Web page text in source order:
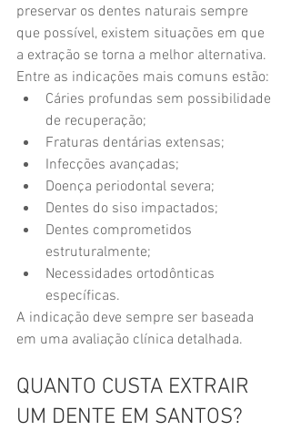
preservar os dentes naturais sempre
que possível, existem situações em que
a extração se torna a melhor alternativa.
Entre as indicações mais comuns estão:
Cáries profundas sem possibilidade
de recuperação;
Fraturas dentárias extensas;
Infecções avançadas;
Doença periodontal severa;
Dentes do siso impactados;
Dentes comprometidos
estruturalmente;
Necessidades ortodônticas
específicas.
A indicação deve sempre ser baseada
em uma avaliação clínica detalhada.
QUANTO CUSTA EXTRAIR
UM DENTE EM SANTOS?